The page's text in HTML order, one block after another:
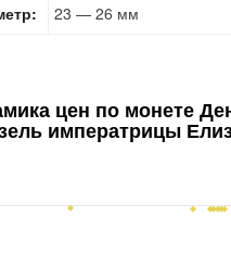
23 — 26 мм
цен по монете
императрицы